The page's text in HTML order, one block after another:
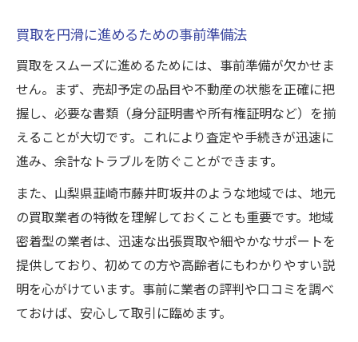
買取を円滑に進めるための事前準備法
買取をスムーズに進めるためには、事前準備が欠かせま
せん。まず、売却予定の品目や不動産の状態を正確に把
握し、必要な書類（身分証明書や所有権証明など）を揃
えることが大切です。これにより査定や手続きが迅速に
進み、余計なトラブルを防ぐことができます。
また、山梨県韮崎市藤井町坂井のような地域では、地元
の買取業者の特徴を理解しておくことも重要です。地域
密着型の業者は、迅速な出張買取や細やかなサポートを
提供しており、初めての方や高齢者にもわかりやすい説
明を心がけています。事前に業者の評判や口コミを調べ
ておけば、安心して取引に臨めます。